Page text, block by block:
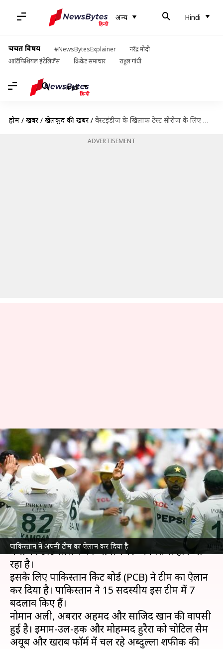
अन्य Hindi
चर्चित विषय #NewsBytesExplainer
नरेंद्र मोदी
आर्टिफिशियल इंटेलिजेंस
क्रिकेट समाचार राहुल गांधी
Hindi
होम / खबरें / खेलकूद की खबरें / वेस्टइंडीज के खिलाफ टेस्ट सीरीज के लिए पाकिस्तान टीम का ऐलान, 7 बड़े बदलाव हुए
ADVERTISEMENT
पाकिस्तान ने अपनी टीम का ऐलान कर दिया है
वेस्टइंडीज के खिलाफ टेस्ट सीरीज के
लिए पाकिस्तान टीम का ऐलान, 7 बड़े
बदलाव हुए
लेखन आदर्श कुमार Jan 11, 2025 04:43 pm
क्या है खबर?
पाकिस्तान क्रिकेट टीमऔरवेस्टइंडीज क्रिकेट टीमके बीच 2
मैचों की टेस्ट सीरीज का आगाज 17 जनवरी से होने जा
रहा है।
इसके लिए पाकिस्तान क्रिकेट बोर्ड (PCB) ने टीम का ऐलान
कर दिया है। पाकिस्तान ने 15 सदस्यीय इस टीम में 7
बदलाव किए हैं।
नोमान अली, अबरार अहमद और साजिद खान की वापसी
हुई है। इमाम-उल-हक और मोहम्मद हुरैरा को चोटिल सैम
अयूब और खराब फॉर्म में चल रहे अब्दुल्ला शफीक की